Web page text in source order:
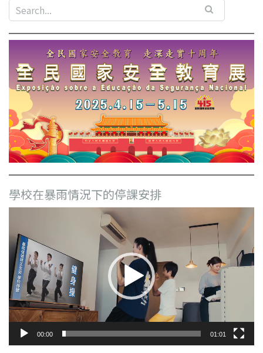
學校在暴雨情況下的停課安排
播
放
器
00:00 01:01